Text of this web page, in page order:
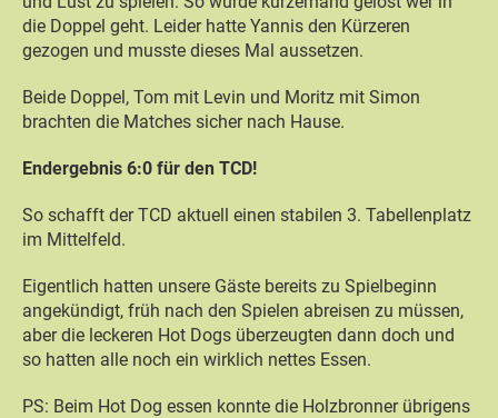
die Doppel geht. Leider hatte Yannis den Kürzeren
gezogen und musste dieses Mal aussetzen.
Beide Doppel, Tom mit Levin und Moritz mit Simon
brachten die Matches sicher nach Hause.
Endergebnis 6:0 für den TCD!
So schafft der TCD aktuell einen stabilen 3. Tabellenplatz
im Mittelfeld.
Eigentlich hatten unsere Gäste bereits zu Spielbeginn
angekündigt, früh nach den Spielen abreisen zu müssen,
aber die leckeren Hot Dogs überzeugten dann doch und
so hatten alle noch ein wirklich nettes Essen.
PS: Beim Hot Dog essen konnte die Holzbronner übrigens